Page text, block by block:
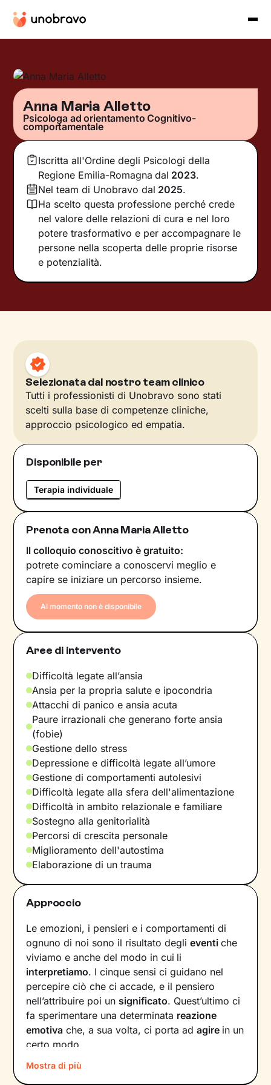
Anna Maria Alletto
Psicologa ad orientamento Cognitivo-
comportamentale
Iscritta all'Ordine degli Psicologi della
Regione Emilia-Romagna dal 2023.
Nel team di Unobravo dal 2025.
Ha scelto questa professione perché crede
nel valore delle relazioni di cura e nel loro
potere trasformativo e per accompagnare le
persone nella scoperta delle proprie risorse
e potenzialità.
Selezionata dal nostro team clinico
Tutti i professionisti di Unobravo sono stati
scelti sulla base di competenze cliniche,
approccio psicologico ed empatia.
Disponibile per
Terapia individuale
Prenota con Anna Maria Alletto
Il colloquio conoscitivo è gratuito:
potrete cominciare a conoscervi meglio e
capire se iniziare un percorso insieme.
Al momento non è disponibile
Aree di intervento
Difficoltà legate all’ansia
Ansia per la propria salute e ipocondria
Attacchi di panico e ansia acuta
Paure irrazionali che generano forte ansia
(fobie)
Gestione dello stress
Depressione e difficoltà legate all’umore
Gestione di comportamenti autolesivi
Difficoltà legate alla sfera dell'alimentazione
Difficoltà in ambito relazionale e familiare
Sostegno alla genitorialità
Percorsi di crescita personale
Miglioramento dell'autostima
Elaborazione di un trauma
Approccio
Le emozioni, i pensieri e i comportamenti di
ognuno di noi sono il risultato deglieventiche
viviamo e anche del modo in cui li
interpretiamo. I cinque sensi ci guidano nel
percepire ciò che ci accade, e il pensiero
nell’attribuire poi un significato. Quest’ultimo ci
fa sperimentare una determinata reazione
emotiva che, a sua volta, ci porta adagire in un
certo modo.
Col passare del tempo possono crearsi circoli
Mostra di più